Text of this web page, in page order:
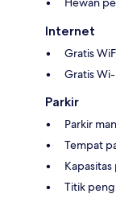
Internet
Gratis
Gratis
Parkir
Parkir
Tempat
Titik